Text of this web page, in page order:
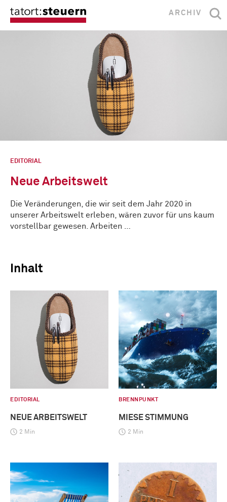
ARCHIV
EDITORIAL
Neue Arbeitswelt
Die Veränderungen, die wir seit dem Jahr 2020 in
unserer Arbeitswelt erleben, wären zuvor für uns kaum
vorstellbar gewesen. Arbeiten …
Inhalt
EDITORIAL
NEUE ARBEITSWELT
2 Min
BRENNPUNKT
MIESE STIMMUNG
2 Min